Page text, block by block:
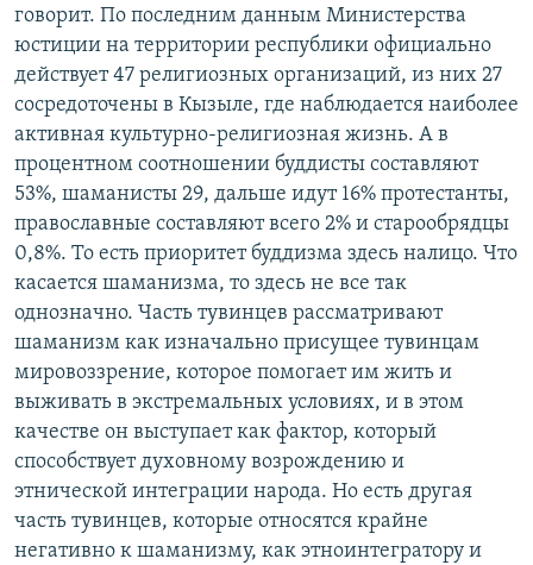
говорит. По последним данным Министерства
юстиции на территории республики официально
действует 47 религиозных организаций, из них 27
сосредоточены в Кызыле, где наблюдается наиболее
активная культурно-религиозная жизнь. А в
процентном соотношении буддисты составляют
53%, шаманисты 29, дальше идут 16% протестанты,
православные составляют всего 2% и старообрядцы
0,8%. То есть приоритет буддизма здесь налицо. Что
касается шаманизма, то здесь не все так
однозначно. Часть тувинцев рассматривают
шаманизм как изначально присущее тувинцам
мировоззрение, которое помогает им жить и
выживать в экстремальных условиях, и в этом
качестве он выступает как фактор, который
способствует духовному возрождению и
этнической интеграции народа. Но есть другая
часть тувинцев, которые относятся крайне
негативно к шаманизму, как этноинтегратору и